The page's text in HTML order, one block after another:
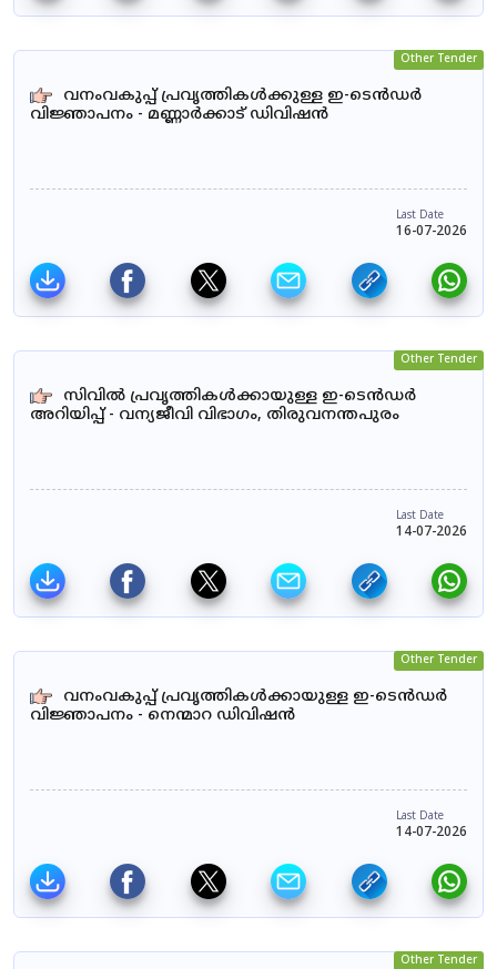
Other Tender
വനംവകുപ്പ് പ്രവൃത്തികൾക്കുള്ള ഇ-ടെൻഡർ
വിജ്ഞാപനം - മണ്ണാർക്കാട് ഡിവിഷൻ
Last Date
16-07-2026
Other Tender
സിവിൽ പ്രവൃത്തികൾക്കായുള്ള ഇ-ടെൻഡർ
അറിയിപ്പ് - വന്യജീവി വിഭാഗം, തിരുവനന്തപുരം
Last Date
14-07-2026
Other Tender
വനംവകുപ്പ് പ്രവൃത്തികൾക്കായുള്ള ഇ-ടെൻഡർ
വിജ്ഞാപനം - നെന്മാറ ഡിവിഷൻ
Last Date
14-07-2026
Other Tender